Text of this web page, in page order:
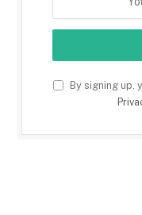
By signing up,